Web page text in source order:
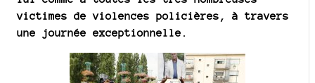
victimes de violences policières, à travers
une journée exceptionnelle.